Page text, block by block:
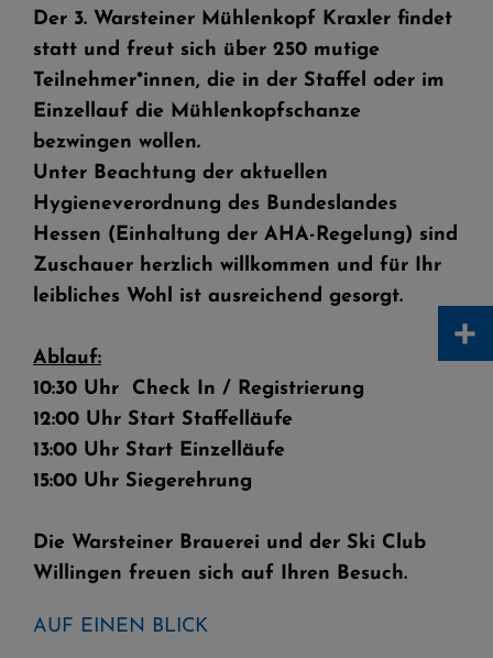
Der 3. Warsteiner Mühlenkopf Kraxler findet
statt und freut sich über 250 mutige
Teilnehmer*innen, die in der Staffel oder im
Einzellauf die Mühlenkopfschanze
bezwingen wollen.
Unter Beachtung der aktuellen
Hygieneverordnung des Bundeslandes
Hessen (Einhaltung der AHA-Regelung) sind
Zuschauer herzlich willkommen und für Ihr
leibliches Wohl ist ausreichend gesorgt.
Ablauf:
10:30 Uhr Check In / Registrierung
12:00 Uhr Start Staffelläufe
13:00 Uhr Start Einzelläufe
15:00 Uhr Siegerehrung
Die Warsteiner Brauerei und der Ski Club
Willingen freuen sich auf Ihren Besuch.
AUF EINEN BLICK
+